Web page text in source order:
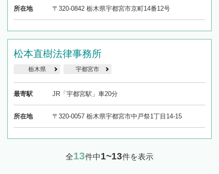
所在地 〒320-0842 栃木県宇都宮市京町14番12号
松本直樹法律事務所
栃木県 宇都宮市
最寄駅 JR「宇都宮駅」車20分
所在地 〒320-0057 栃木県宇都宮市中戸祭1丁目14-15
全13件中1~13件を表示